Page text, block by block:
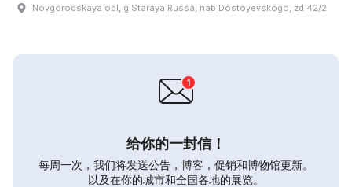
Novgorodskaya obl, g Staraya Russa, nab Dostoyevskogo, zd 42/2
给你的一封信！
每周一次，我们将发送公告，博客，促销和博物馆更新。
以及在你的城市和全国各地的展览。